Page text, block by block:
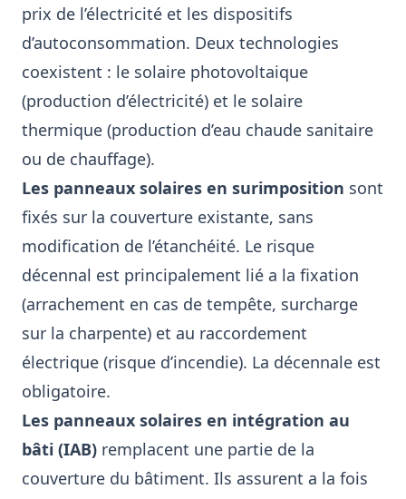
prix de l’électricité et les dispositifs
d’autoconsommation. Deux technologies
coexistent : le solaire photovoltaique
(production d’électricité) et le solaire
thermique (production d’eau chaude sanitaire
ou de chauffage).
Les panneaux solaires en surimposition sont
fixés sur la couverture existante, sans
modification de l’étanchéité. Le risque
décennal est principalement lié a la fixation
(arrachement en cas de tempête, surcharge
sur la charpente) et au raccordement
électrique (risque d’incendie). La décennale est
obligatoire.
Les panneaux solaires en intégration au
bâti (IAB) remplacent une partie de la
couverture du bâtiment. Ils assurent a la fois